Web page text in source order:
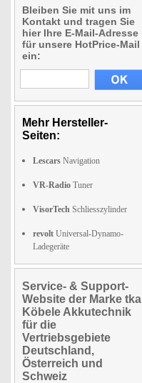
Bleiben Sie mit uns im
Kontakt und tragen Sie
hier Ihre E-Mail-Adresse
für unsere HotPrice-Mail
ein:
Mehr Hersteller-
Seiten:
Lescars Navigation
VR-Radio Tuner
VisorTech Schliesszylinder
revolt Universal-Dynamo-
Ladegeräte
Service- & Support-
Website der Marke tka
Köbele Akkutechnik
für die
Vertriebsgebiete
Deutschland,
Österreich und
Schweiz